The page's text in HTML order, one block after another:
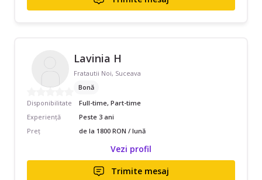
Lavinia H
Fratautii Noi, Suceava
Bonă
Disponibilitate
Full-time, Part-time
Experiență
Peste 3 ani
Preț
de la 1800 RON / lună
Vezi profil
Trimite mesaj